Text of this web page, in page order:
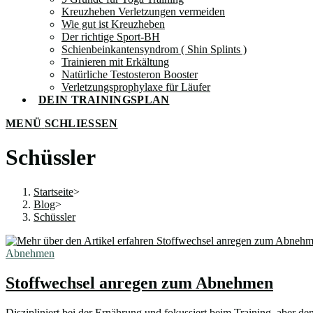
Kreuzheben Verletzungen vermeiden
Wie gut ist Kreuzheben
Der richtige Sport-BH
Schienbeinkantensyndrom ( Shin Splints )
Trainieren mit Erkältung
Natürliche Testosteron Booster
Verletzungsprophylaxe für Läufer
DEIN TRAININGSPLAN
MENÜ SCHLIESSEN
Schüssler
Startseite>
Blog>
Schüssler
Abnehmen
Stoffwechsel anregen zum Abnehmen